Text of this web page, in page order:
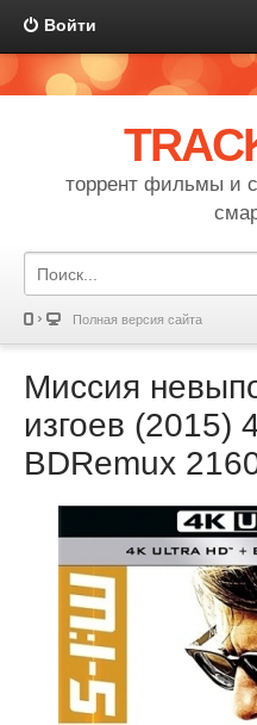
Войти
торрент фильмы и
Полная версия сайта
Миссия
изгоев (2015)
BDRemux